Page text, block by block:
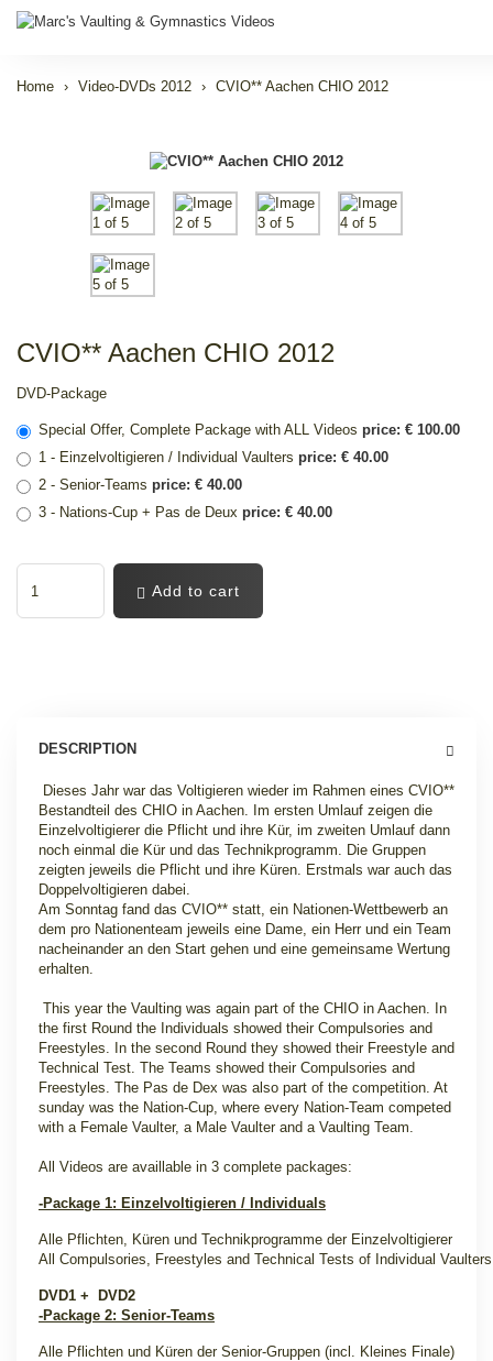
Home Video-DVDs 2012 CVIO** Aachen CHIO 2012
CVIO** Aachen CHIO 2012
DVD-Package
Special Offer, Complete Package with ALL Videos price: € 100.00
1 - Einzelvoltigieren / Individual Vaulters price: € 40.00
2 - Senior-Teams price: € 40.00
3 - Nations-Cup + Pas de Deux price: € 40.00
Add to cart
DESCRIPTION
Dieses Jahr war das Voltigieren wieder im Rahmen eines CVIO**
Bestandteil des CHIO in Aachen. Im ersten Umlauf zeigen die
Einzelvoltigierer die Pflicht und ihre Kür, im zweiten Umlauf dann
noch einmal die Kür und das Technikprogramm. Die Gruppen
zeigten jeweils die Pflicht und ihre Küren. Erstmals war auch das
Doppelvoltigieren dabei.
Am Sonntag fand das CVIO** statt, ein Nationen-Wettbewerb an
dem pro Nationenteam jeweils eine Dame, ein Herr und ein Team
nacheinander an den Start gehen und eine gemeinsame Wertung
erhalten.
This year the Vaulting was again part of the CHIO in Aachen. In
the first Round the Individuals showed their Compulsories and
Freestyles. In the second Round they showed their Freestyle and
Technical Test. The Teams showed their Compulsories and
Freestyles. The Pas de Dex was also part of the competition. At
sunday was the Nation-Cup, where every Nation-Team competed
with a Female Vaulter, a Male Vaulter and a Vaulting Team.
All Videos are availlable in 3 complete packages:
-Package 1: Einzelvoltigieren / Individuals
Alle Pflichten, Küren und Technikprogramme der Einzelvoltigierer
All Compulsories, Freestyles and Technical Tests of Individual Vaulters
DVD1 + DVD2
-Package 2: Senior-Teams
Alle Pflichten und Küren der Senior-Gruppen (incl. Kleines Finale)